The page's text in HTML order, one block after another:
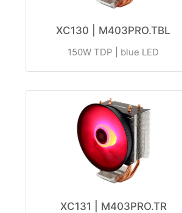
XC130 | M403PRO.TBL
150W TDP | blue LED
XC131 | M403PRO.TR